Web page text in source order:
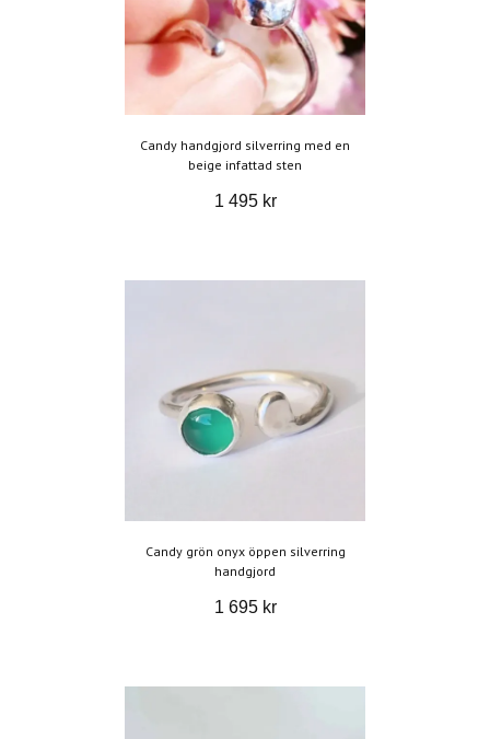
Candy handgjord silverring med en
beige infattad sten
1 495 kr
Candy grön onyx öppen silverring
handgjord
1 695 kr